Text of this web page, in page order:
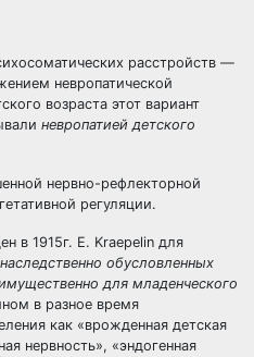
расстройств —
невропатической
возраста этот вариант
невропатией детского
нервно-рефлекторной
регуляции.
в 1915г. E. Kraepelin для
наследственно обусловленных
для младенческого
в разное время
как «врожденная детская
нервность», «эндогенная